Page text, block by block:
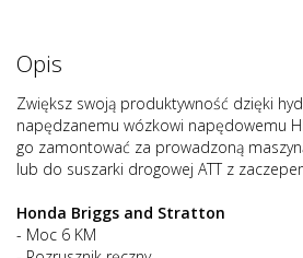
Opis
Zwiększ swoją produktywność dzięki
napędzanemu wózkowi napędowemu
go zamontować za prowadzoną
lub do suszarki drogowej ATT z
Honda Briggs and Stratton
- Moc 6 KM